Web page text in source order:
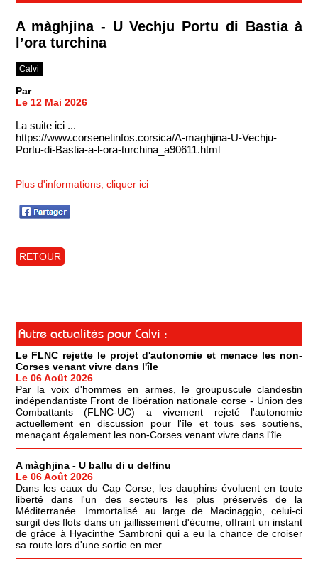
A màghjina - U Vechju Portu di Bastia à
l’ora turchina
Calvi
Par
Le 12 Mai 2026
La suite ici ...
https://www.corsenetinfos.corsica/A-maghjina-U-Vechju-
Portu-di-Bastia-a-l-ora-turchina_a90611.html
Plus d'informations, cliquer ici
RETOUR
Autre actualités pour Calvi :
Le FLNC rejette le projet d'autonomie et menace les non-
Corses venant vivre dans l'île
Le 06 Août 2026
Par la voix d'hommes en armes, le groupuscule clandestin
indépendantiste Front de libération nationale corse - Union des
Combattants (FLNC-UC) a vivement rejeté l'autonomie
actuellement en discussion pour l'île et tous ses soutiens,
menaçant également les non-Corses venant vivre dans l'île.
A màghjina - U ballu di u delfinu
Le 06 Août 2026
Dans les eaux du Cap Corse, les dauphins évoluent en toute
liberté dans l'un des secteurs les plus préservés de la
Méditerranée. Immortalisé au large de Macinaggio, celui-ci
surgit des flots dans un jaillissement d'écume, offrant un instant
de grâce à Hyacinthe Sambroni qui a eu la chance de croiser
sa route lors d'une sortie en mer.